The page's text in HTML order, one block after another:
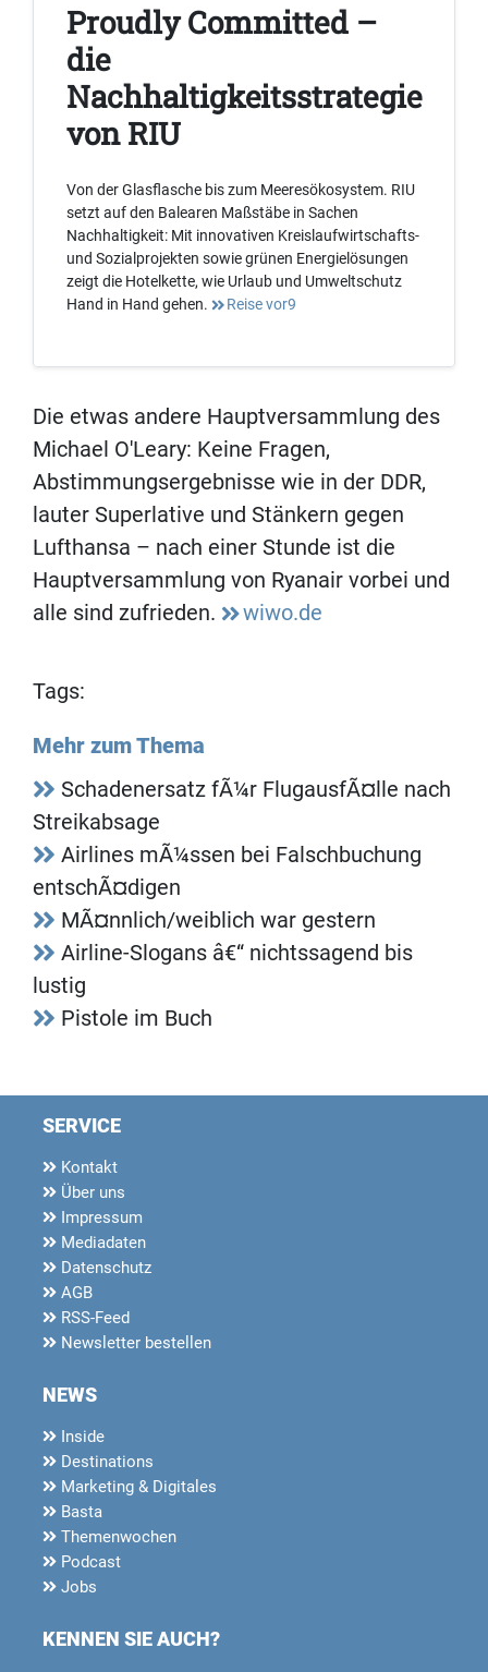
Proudly Committed –
die
Nachhaltigkeitsstrategie
von RIU
Von der Glasflasche bis zum Meeresökosystem. RIU
setzt auf den Balearen Maßstäbe in Sachen
Nachhaltigkeit: Mit innovativen Kreislaufwirtschafts-
und Sozialprojekten sowie grünen Energielösungen
zeigt die Hotelkette, wie Urlaub und Umweltschutz
Hand in Hand gehen.
Reise vor9
Die etwas andere Hauptversammlung des
Michael O'Leary: Keine Fragen,
Abstimmungsergebnisse wie in der DDR,
lauter Superlative und Stänkern gegen
Lufthansa – nach einer Stunde ist die
Hauptversammlung von Ryanair vorbei und
alle sind zufrieden.
wiwo.de
Tags:
Mehr zum Thema
Schadenersatz fÃ¼r FlugausfÃ¤lle nach
Streikabsage
Airlines mÃ¼ssen bei Falschbuchung
entschÃ¤digen
MÃ¤nnlich/weiblich war gestern
Airline-Slogans â€“ nichtssagend bis
lustig
Pistole im Buch
SERVICE
Kontakt
Über uns
Impressum
Mediadaten
Datenschutz
AGB
RSS-Feed
Newsletter bestellen
NEWS
Inside
Destinations
Marketing & Digitales
Basta
Themenwochen
Podcast
Jobs
KENNEN SIE AUCH?